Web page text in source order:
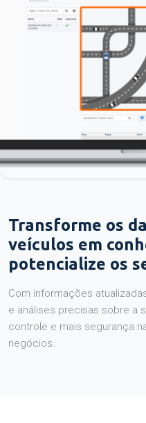
Transforme os
veículos em
potencialize os
Com informações
e análises precisas sobre a
controle e mais segurança
negócios.